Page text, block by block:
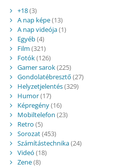
+18(3)
A nap képe(13)
A nap videója(1)
Egyéb(4)
Film (321)
Fotók(126)
Gamer sarok(225)
Gondolatébresztő (27)
Helyzetjelentés(329)
Humor(17)
Képregény(16)
Mobiltelefon (23)
Retro (5)
Sorozat(453)
Számítástechnika(24)
Videó (18)
Zene(8)